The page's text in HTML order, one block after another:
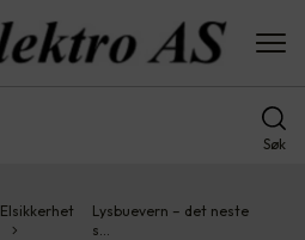
Søk
Elsikkerhet
Lysbuevern – det neste
s…